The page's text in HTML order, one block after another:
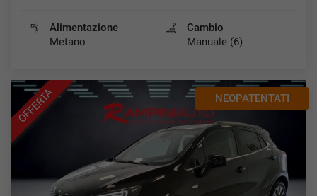
Alimentazione
Metano
Cambio
Manuale (6)
OFFERTA NEOPATENTATI
sull'utilità
di
questi
strumenti
di